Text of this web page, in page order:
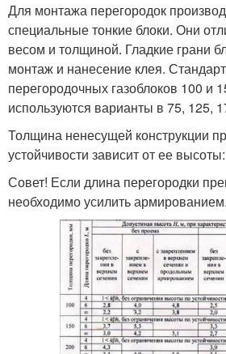
Для монтажа перегородок
специальные тонкие блоки. Они
весом и толщиной. Гладкие грани
монтаж и нанесение клея.
перегородочных газоблоков 100 и
используются варианты в 75, 125,
Толщина ненесущей конструкции
устойчивости зависит от ее высоты:
Совет! Если длина перегородки
необходимо усилить армированием.